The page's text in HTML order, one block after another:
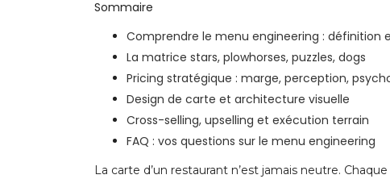
Sommaire
Comprendre le menu engineering : définition
La matrice stars, plowhorses, puzzles, dogs
Pricing stratégique : marge, perception,
Design de carte et architecture visuelle
Cross-selling, upselling et exécution terrain
FAQ : vos questions sur le menu engineering
La carte d’un restaurant n’est jamais neutre.